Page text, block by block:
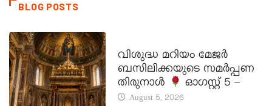
BLOG POSTS
വിശുദ്ധ മറിയം മേജർ
ബസിലിക്കയുടെ സമർപ്പണ
തിരുനാൾ
ഓഗസ്റ്റ് 5 –
August 5, 2026